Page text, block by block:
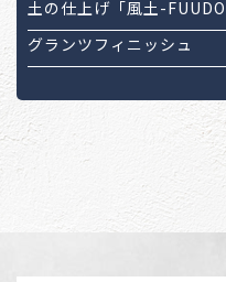
土の仕上げ「風土-
グランツフィニッシュ